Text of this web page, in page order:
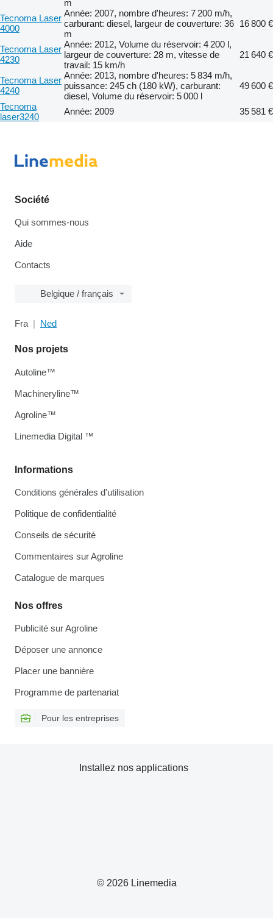
m
Tecnoma Laser
4000
Année: 2007, nombre d'heures: 7 200 m/h,
carburant: diesel, largeur de couverture: 36
m
16 800 €
Tecnoma Laser
4230
Année: 2012, Volume du réservoir: 4 200 l,
largeur de couverture: 28 m, vitesse de
travail: 15 km/h
21 640 €
Tecnoma Laser
4240
Année: 2013, nombre d'heures: 5 834 m/h,
puissance: 245 ch (180 kW), carburant:
diesel, Volume du réservoir: 5 000 l
49 600 €
Tecnoma
laser3240
Année: 2009 35 581 €
Société
Qui sommes-nous
Aide
Contacts
Belgique / français
Fra Ned
Informations
Conditions générales d'utilisation
Politique de confidentialité
Conseils de sécurité
Commentaires sur Agroline
Catalogue de marques
Nos offres
Publicité sur Agroline
Déposer une annonce
Placer une bannière
Programme de partenariat
Pour les entreprises
Nos projets
Autoline™
Machineryline™
Agroline™
Linemedia Digital ™
© 2026 Linemedia
Installez nos applications